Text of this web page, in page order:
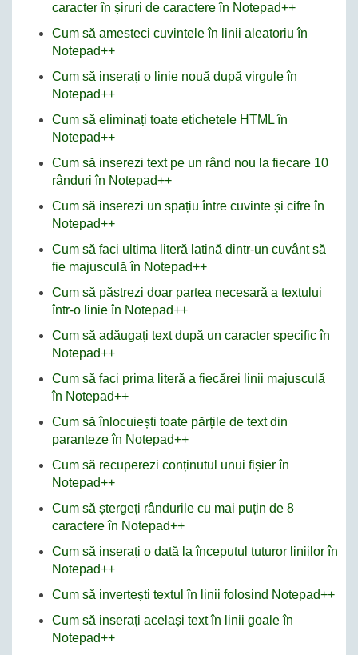
caracter în șiruri de caractere în Notepad++
Cum să amesteci cuvintele în linii aleatoriu în
Notepad++
Cum să inserați o linie nouă după virgule în
Notepad++
Cum să eliminați toate etichetele HTML în
Notepad++
Cum să inserezi text pe un rând nou la fiecare 10
rânduri în Notepad++
Cum să inserezi un spațiu între cuvinte și cifre în
Notepad++
Cum să faci ultima literă latină dintr-un cuvânt să
fie majusculă în Notepad++
Cum să păstrezi doar partea necesară a textului
într-o linie în Notepad++
Cum să adăugați text după un caracter specific în
Notepad++
Cum să faci prima literă a fiecărei linii majusculă
în Notepad++
Cum să înlocuiești toate părțile de text din
paranteze în Notepad++
Cum să recuperezi conținutul unui fișier în
Notepad++
Cum să ștergeți rândurile cu mai puțin de 8
caractere în Notepad++
Cum să inserați o dată la începutul tuturor liniilor în
Notepad++
Cum să invertești textul în linii folosind Notepad++
Cum să inserați același text în linii goale în
Notepad++